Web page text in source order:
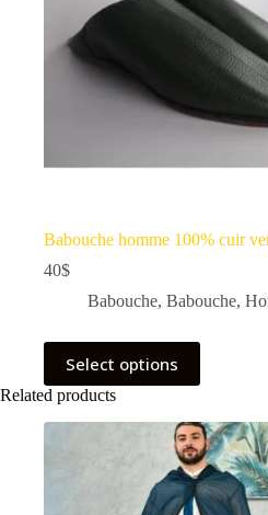
Babouche homme 100% cuir
40$
Babouche, Babouche,
Select options
Related products